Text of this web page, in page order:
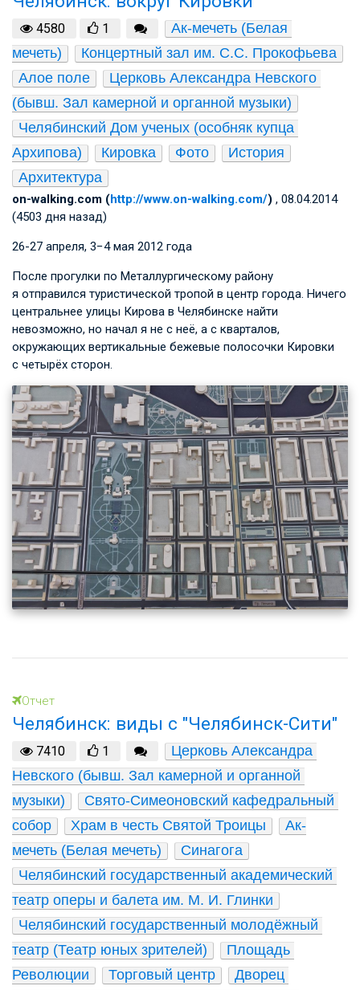
4580 1
Ак-мечеть (Белая
мечеть)
Концертный зал им. С.С. Прокофьева
Алое поле
Церковь Александра Невского
(бывш. Зал камерной и органной музыки)
Челябинский Дом ученых (особняк купца
Архипова)
Кировка Фото
История
Архитектура
on-walking.com (http://www.on-walking.com/) , 08.04.2014
(4503 дня назад)
26­-27 апреля, 3−4 мая 2012 года
После прогулки по Металлургическому району
я отправился туристической тропой в центр города. Ничего
центральнее улицы Кирова в Челябинске найти
невозможно, но начал я не с неё, а с кварталов,
окружающих вертикальные бежевые полосочки Кировки
с четырёх сторон.
Отчет
Челябинск: виды с "Челябинск-Сити"
7410 1
Церковь Александра
Невского (бывш. Зал камерной и органной
музыки)
Свято-Симеоновский кафедральный
собор
Храм в честь Святой Троицы
Ак-
мечеть (Белая мечеть)
Синагога
Челябинский государственный академический
театр оперы и балета им. М. И. Глинки
Челябинский государственный молодёжный
театр (Театр юных зрителей)
Площадь
Революции
Торговый центр
Дворец